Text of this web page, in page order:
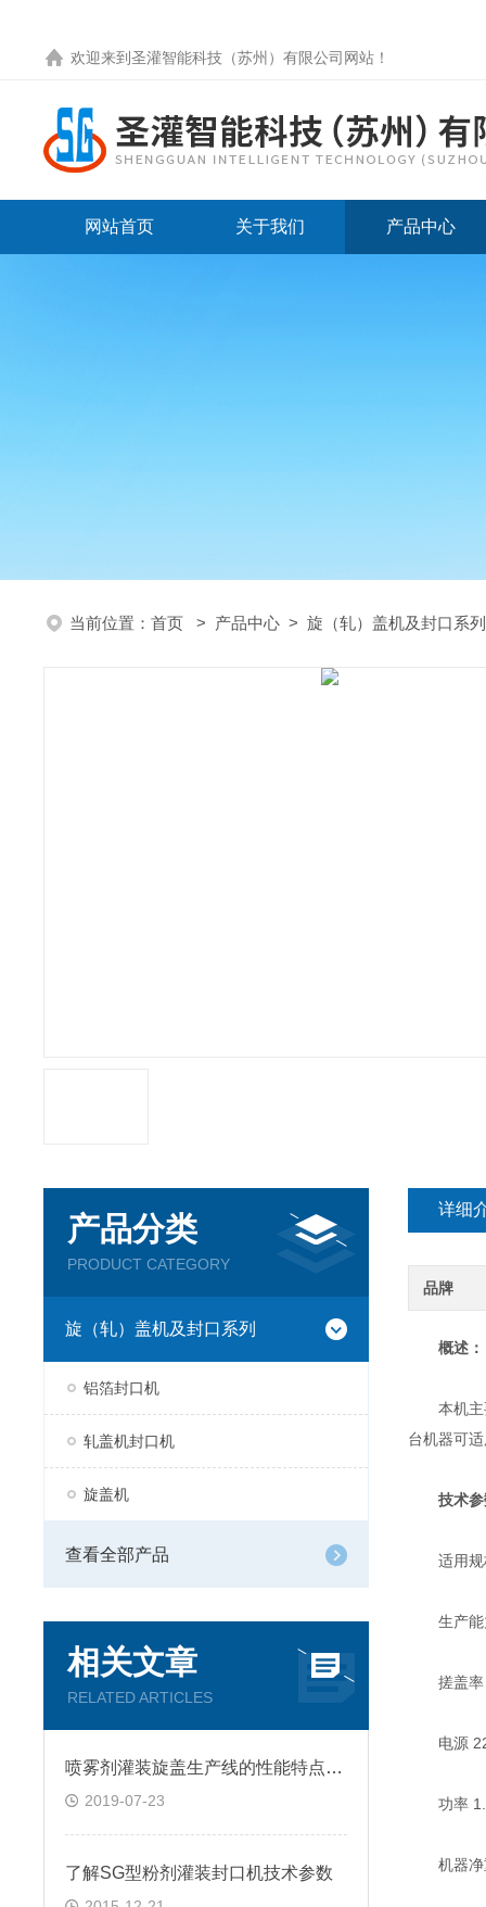
欢迎来到圣灌智能科技（苏州）有限公司网站！
网站首页 关于我们 产品中心
当前位置： 首页 > 产品中心 > 旋（轧）盖机及封口系列
详细
品牌
概述：
本机主要
台机器可
技术
适用规
生产能
搓盖率
电源
功率
机器净
产品分类
PRODUCT CATEGORY
旋（轧）盖机及封口系列
铝箔封口机
轧盖机封口机
旋盖机
查看全部产品
相关文章
RELATED ARTICLES
喷雾剂灌装旋盖生产线的性能特点有哪些
2019-07-23
了解SG型粉剂灌装封口机技术参数